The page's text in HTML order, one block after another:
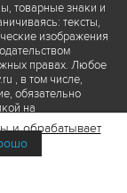
товарные знаки и
тексты,
изображения
правах. Любое
, в том числе,
обязательно
на
на сайт
Переработка
и обрабатывает